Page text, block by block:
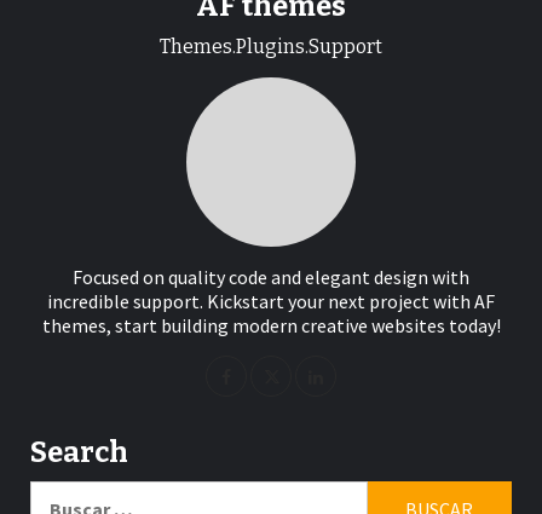
Themes.Plugins.Support
Focused on quality code and elegant design with
incredible support. Kickstart your next project with AF
themes, start building modern creative websites today!
Search